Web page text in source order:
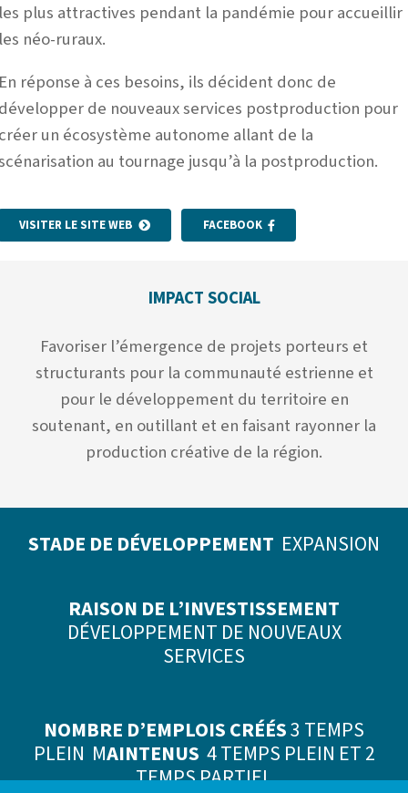
plus attractives pendant la pandémie pour accueillir
néo-ruraux.
réponse à ces besoins, ils décident donc de
de nouveaux services postproduction pour
un écosystème autonome allant de la
au tournage jusqu’à la postproduction.
VISITER LE SITE WEB FACEBOOK
IMPACT SOCIAL
Favoriser l’émergence de projets porteurs et
structurants pour la communauté estrienne et
pour le développement du territoire en
soutenant, en outillant et en faisant rayonner la
production créative de la région.
STADE DE DÉVELOPPEMENT EXPANSION
RAISON DE L’INVESTISSEMENT
DÉVELOPPEMENT DE NOUVEAUX
SERVICES
NOMBRE D’EMPLOIS CRÉÉS3 TEMPS
PLEIN MAINTENUS 4 TEMPS PLEIN ET 2
TEMPS PARTIEL